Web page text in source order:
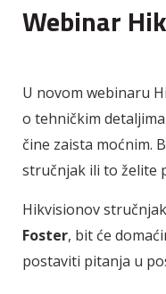
Webinar
U novom webinaru
o tehničkim
čine zaista moćnim.
stručnjak ili to želite
Hikvisionov
Foster, bit će
postaviti pitanja u